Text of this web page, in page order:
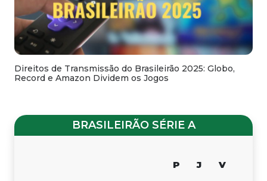
Direitos de Transmissão do Brasileirão 2025: Globo,
Record e Amazon Dividem os Jogos
BRASILEIRÃO SÉRIE A
P J V